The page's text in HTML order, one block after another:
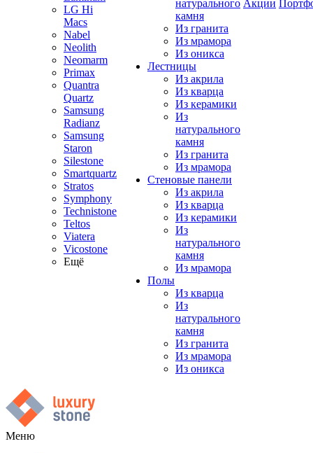
LG Hi
Macs
Nabel
Neolith
Neomarm
Primax
Quantra
Quartz
Samsung
Radianz
Samsung
Staron
Silestone
Smartquartz
Stratos
Symphony
Technistone
Teltos
Viatera
Vicostone
Ещё
натурального
камня
Из гранита
Из мрамора
Из оникса
Лестницы
Из акрила
Из кварца
Из керамики
Из
натурального
камня
Из гранита
Из мрамора
Стеновые панели
Из акрила
Из кварца
Из керамики
Из
натурального
камня
Из мрамора
Полы
Из кварца
Из
натурального
камня
Из гранита
Из мрамора
Из оникса
Акции
Меню